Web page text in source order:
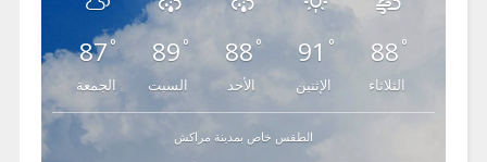
87°
الجمعة
89 °
السبت
88°
الأحد
91 °
الإثنين
88 °
الثلاثاء
الطقس خاص بمدينة مراكش